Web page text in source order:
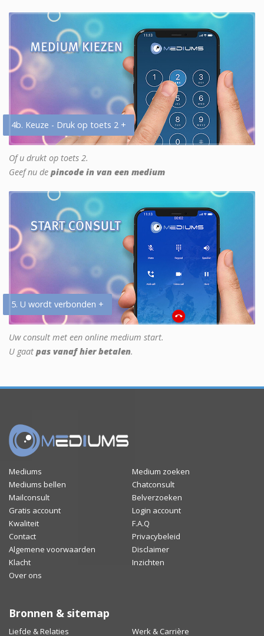
4b. Keuze - Druk op toets 2 +
Of u drukt op toets 2.
Geef nu de pincode in van een medium
5. U wordt verbonden +
Uw consult met een online medium start.
U gaat pas vanaf hier betalen.
Mediums
Medium zoeken
Mediums bellen
Chatconsult
Mailconsult
Belverzoeken
Gratis account
Login account
Kwaliteit
F.A.Q
Contact
Privacybeleid
Algemene voorwaarden
Disclaimer
Klacht
Inzichten
Over ons
Bronnen & sitemap
Liefde & Relaties Werk & Carrière